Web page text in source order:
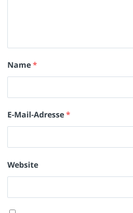
Name*
E-Mail-Adresse*
Website